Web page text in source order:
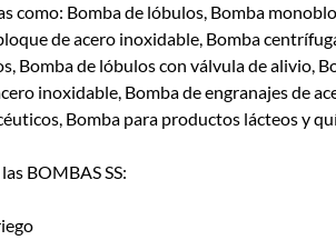
como: Bomba de lóbulos, Bomba
de acero inoxidable, Bomba
Bomba de lóbulos con válvula de alivio,
inoxidable, Bomba de engranajes de
Bomba para productos lácteos y
BOMBAS SS: